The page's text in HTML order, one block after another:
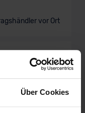
Über Cookies
vor Ort
Reimporte